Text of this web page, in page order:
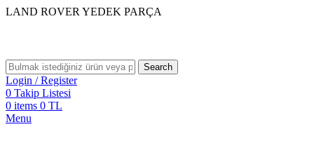
LAND ROVER YEDEK PARÇA
Search
Login / Register
0 Takip Listesi
0 items 0 TL
Menu